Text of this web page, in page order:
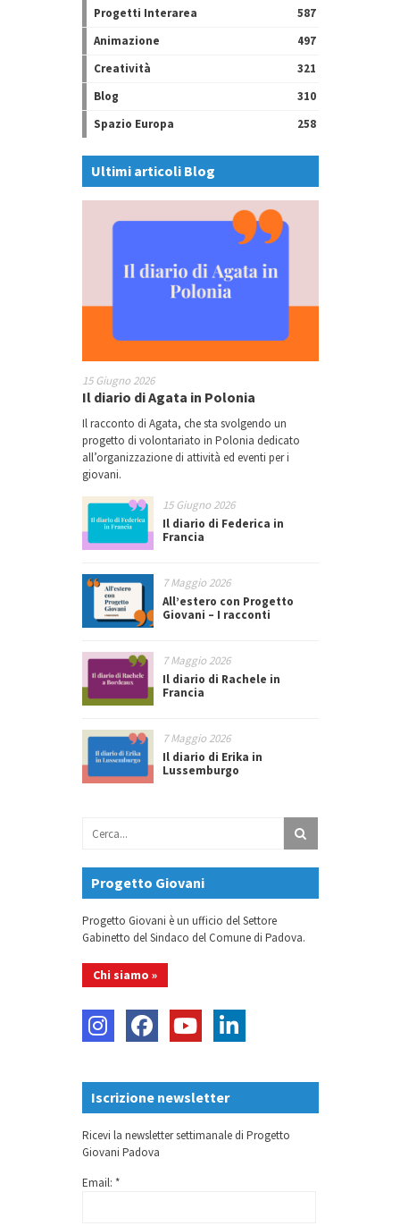
scoprire, conoscere,
raccontare l’UE
Giovedì 9 maggio – 20:45
La Corte di Giustizia
dell’UE
Martedì 7 maggio – 11:00
passato, presente, futuro
Lunedì 6 maggio – 17:00
L’Unione europea:
istituzioni ed elezioni
Mercoledì 17 aprile – 12:00
Le opportunità per i
giovani in Europa | EU
Elections 2024
Lunedì 15 aprile – 11:00
Progetti Interarea
587
Animazione
497
Creatività
321
Blog
310
Spazio Europa
258
Ultimi articoli Blog
15 Giugno 2026
Il diario di Agata in Polonia
Il racconto di Agata, che sta svolgendo un
progetto di volontariato in Polonia dedicato
all’organizzazione di attività ed eventi per i
giovani.
15 Giugno 2026
Il diario di Federica in
Francia
7 Maggio 2026
All’estero con Progetto
Giovani – I racconti
7 Maggio 2026
Il diario di Rachele in
Francia
7 Maggio 2026
Il diario di Erika in
Lussemburgo
Progetto Giovani
Progetto Giovani è un ufficio del Settore
Gabinetto del Sindaco del Comune di Padova.
Chi siamo »
Iscrizione newsletter
Ricevi la newsletter settimanale di Progetto
Giovani Padova
Email: *